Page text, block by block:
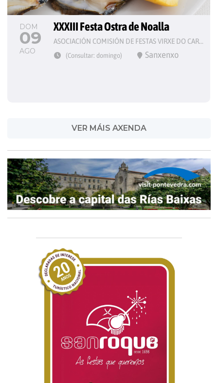
DOM
09
AGO
XXXIII Festa Ostra de Noalla
ASOCIACIÓN COMISIÓN DE FESTAS VIRXE DO CARME
(Consultar: domingo) Sanxenxo
VER MÁIS AXENDA